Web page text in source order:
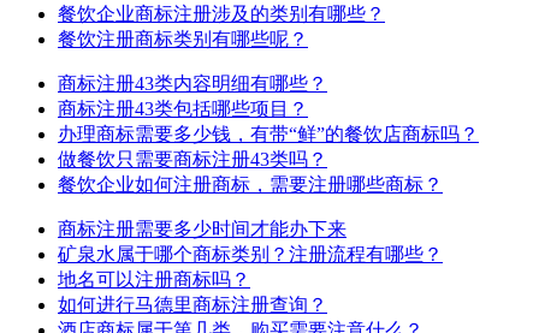
餐饮企业商标注册涉及的类别有哪些？
餐饮注册商标类别有哪些呢？
商标注册43类内容明细有哪些？
商标注册43类包括哪些项目？
办理商标需要多少钱，有带“鲜”的餐饮店商标吗？
做餐饮只需要商标注册43类吗？
餐饮企业如何注册商标，需要注册哪些商标？
商标注册需要多少时间才能办下来
矿泉水属于哪个商标类别？注册流程有哪些？
地名可以注册商标吗？
如何进行马德里商标注册查询？